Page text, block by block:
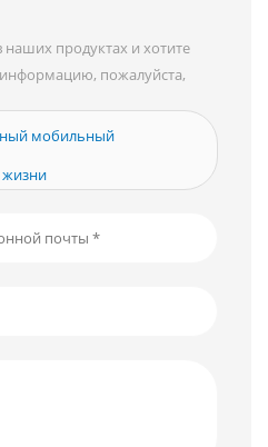
наших продуктах и ​​хотите
пожалуйста,
мобильный
жизни